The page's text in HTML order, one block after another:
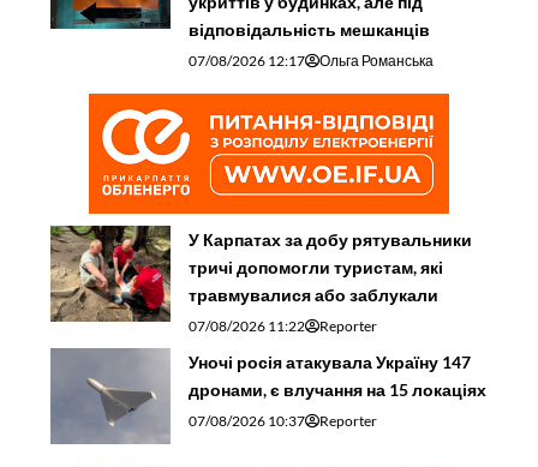
відповідальність мешканців
07/08/2026 12:17 Ольга Романська
У Карпатах за добу рятувальники
тричі допомогли туристам, які
травмувалися або заблукали
07/08/2026 11:22 Reporter
Уночі росія атакувала Україну 147
дронами, є влучання на 15 локаціях
07/08/2026 10:37 Reporter